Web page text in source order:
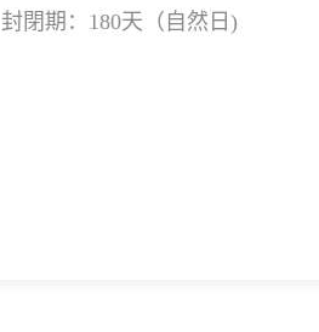
封閉期：180天（自然日)